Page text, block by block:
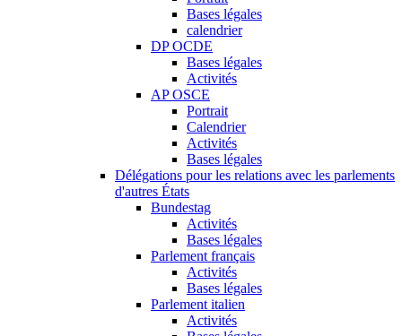
Bases légales
calendrier
DP OCDE
Bases légales
Activités
AP OSCE
Portrait
Calendrier
Activités
Bases légales
Délégations pour les relations avec les parlements
d'autres États
Bundestag
Activités
Bases légales
Parlement français
Activités
Bases légales
Parlement italien
Activités